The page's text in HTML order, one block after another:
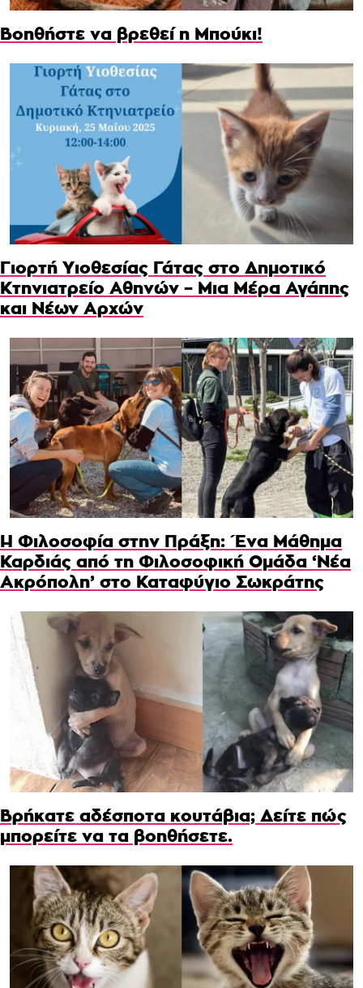
Βοηθήστε να βρεθεί η Μπούκι!
Γιορτή Υιοθεσίας Γάτας στο Δημοτικό
Κτηνιατρείο Αθηνών – Μια Μέρα Αγάπης
και Νέων Αρχών
Η Φιλοσοφία στην Πράξη: Ένα Μάθημα
Καρδιάς από τη Φιλοσοφική Ομάδα ‘Νέα
Ακρόπολη’ στο Καταφύγιο Σωκράτης
Βρήκατε αδέσποτα κουτάβια; Δείτε πώς
μπορείτε να τα βοηθήσετε.